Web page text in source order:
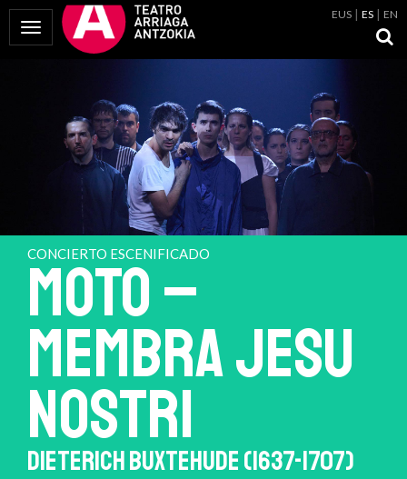
Mostrar Menú
EUS ES EN
CONCIERTO ESCENIFICADO
MOTO –
MEMBRA JESU
NOSTRI
DIETERICH BUXTEHUDE (1637-1707)